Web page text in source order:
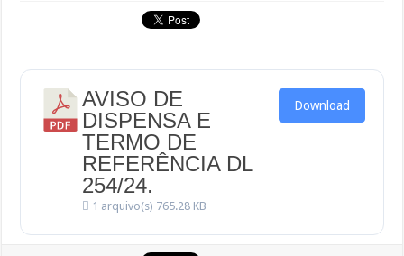
AVISO DE
DISPENSA E
TERMO DE
REFERÊNCIA DL
254/24.
1 arquivo(s) 765.28 KB
Download